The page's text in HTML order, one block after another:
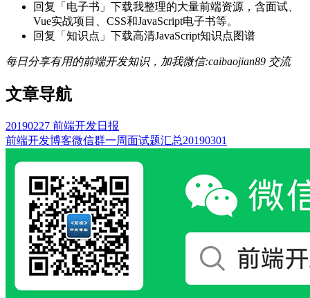
回复「电子书」下载我整理的大量前端资源，含面试、
Vue实战项目、CSS和JavaScript电子书等。
回复「知识点」下载高清JavaScript知识点图谱
每日分享有用的前端开发知识，加我微信:caibaojian89 交流
文章导航
20190227 前端开发日报
前端开发博客微信群一周面试题汇总20190301